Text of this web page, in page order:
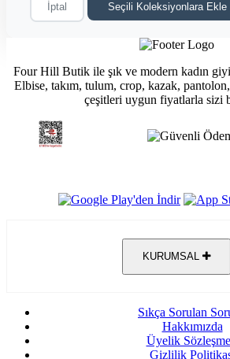
İptal Seçili Koleksiyonlara Ekle
Four Hill Butik ile şık ve modern kadın
Elbise, takım, tulum, crop, kazak,
çeşitleri uygun fiyatlarla sizi
KURUMSAL
Sıkça Sorulan
Hakkımızda
Üyelik
Gizlilik